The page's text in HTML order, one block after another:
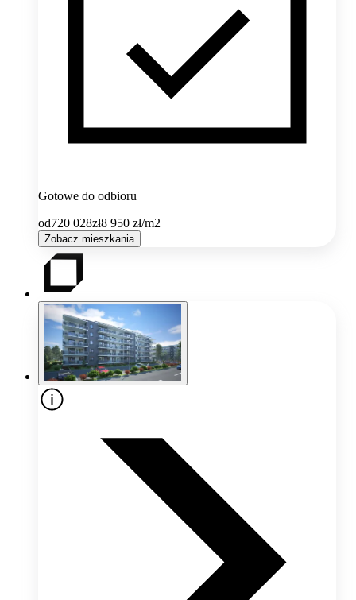
Gotowe do odbioru
od720 028zł8 950 zł/m2
Zobacz mieszkania